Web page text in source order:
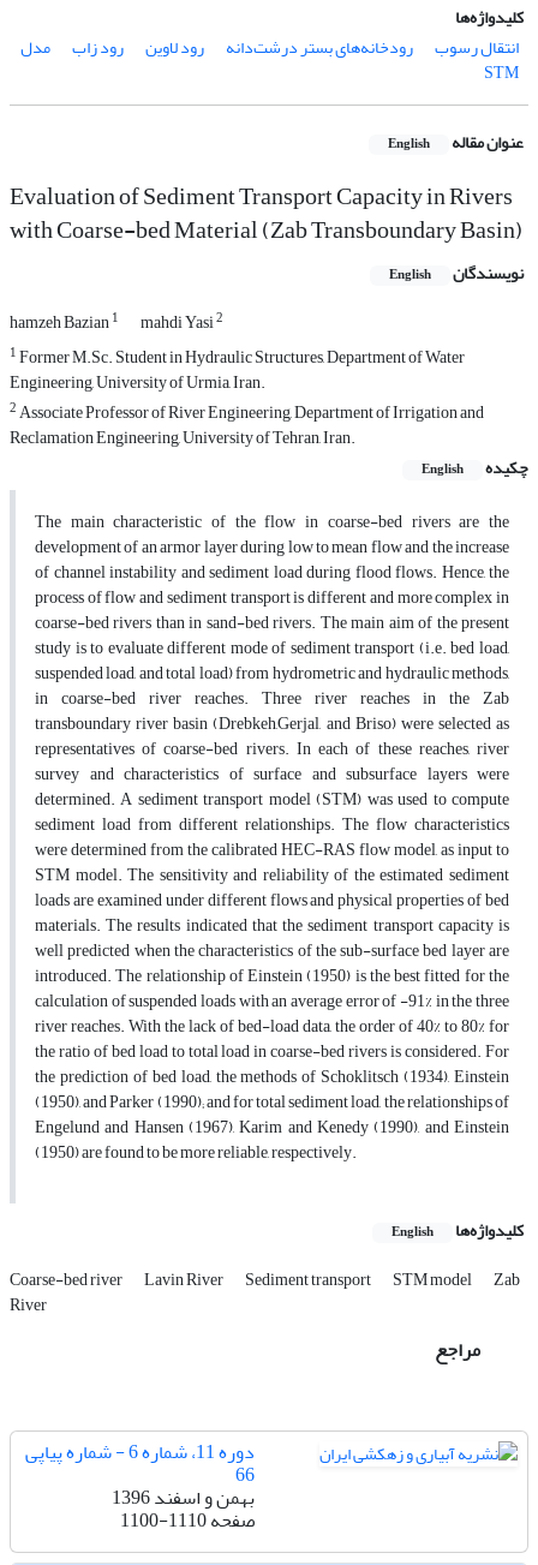
کلیدواژه‌ها
انتقال رسوب
رودخانه‌های بستر درشت‌دانه رود لاوین رود زاب مدل
STM
عنوان مقاله English
Evaluation of Sediment Transport Capacity in Rivers
with Coarse-bed Material (Zab Transboundary Basin)
نویسندگان English
hamzeh Bazian1 mahdi Yasi2
1Former M.Sc. Student in Hydraulic Structures, Department of Water
Engineering, University of Urmia, Iran.
2Associate Professor of River Engineering, Department of Irrigation and
Reclamation Engineering, University of Tehran, Iran.
چکیده
English
The main characteristic of the flow in coarse-bed rivers are the
development of an armor layer during low to mean flow and the increase
of channel instability and sediment load during flood flows. Hence, the
process of flow and sediment transport is different and more complex in
coarse-bed rivers than in sand-bed rivers. The main aim of the present
study is to evaluate different mode of sediment transport (i.e. bed load,
suspended load, and total load) from hydrometric and hydraulic methods,
in coarse-bed river reaches. Three river reaches in the Zab
transboundary river basin (Drebkeh,Gerjal, and Briso) were selected as
representatives of coarse-bed rivers. In each of these reaches, river
survey and characteristics of surface and subsurface layers were
determined. A sediment transport model (STM) was used to compute
sediment load from different relationships. The flow characteristics
were determined from the calibrated HEC-RAS flow model, as input to
STM model. The sensitivity and reliability of the estimated sediment
loads are examined under different flows and physical properties of bed
materials. The results indicated that the sediment transport capacity is
well predicted when the characteristics of the sub-surface bed layer are
introduced. The relationship of Einstein (1950) is the best fitted for the
calculation of suspended loads with an average error of -91% in the three
river reaches. With the lack of bed-load data, the order of 40% to 80% for
the ratio of bed load to total load in coarse-bed rivers is considered. For
the prediction of bed load, the methods of Schoklitsch (1934), Einstein
(1950), and Parker (1990); and for total sediment load, the relationships of
Engelund and Hansen (1967), Karim and Kenedy (1990), and Einstein
(1950) are found to be more reliable, respectively.
کلیدواژه‌ها English
Coarse-bed river Lavin River Sediment transport STM model Zab
River
مراجع
دوره 11، شماره 6 - شماره پیاپی
66
بهمن و اسفند 1396
صفحه1100-1110